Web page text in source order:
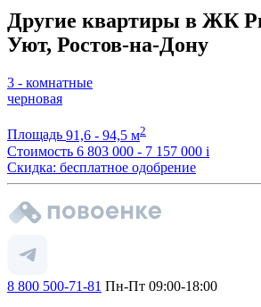
Другие квартиры в ЖК
Уют, Ростов-на-Дону
3 - комнатные
черновая
Площадь 91,6 - 94,5 м2
Стоимость 6 803 000 - 7 157 000 i
Скидка: бесплатное одобрение
8 800 500-71-81 Пн-Пт 09:00-18:00